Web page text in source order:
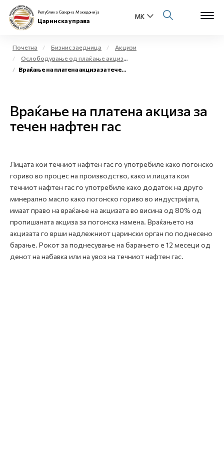
За нас
Open
Бизнис заедница
Open
Медиа центар
Контакт
Е-Весник
Република Северна Македонија
Царинска управа
Почетна Бизнис заедница
Акцизи
Ослободување од плаќање акциза и повластено користење на акцизни добра
Враќање на платена акциза за течен нафтен гас
Враќање на платена акциза за
течен нафтен гас
Лицата кои течниот нафтен гас го употребиле како погонско
гориво во процес на производство, како и лицата кои
течниот нафтен гас го употребиле како додаток на друго
минерално масло како погонско гориво во индустријата,
имаат право на враќање на акцизата во висина од 80% од
пропишаната акциза за погонска намена. Враќањето на
акцизата го врши надлежниот царински орган по поднесено
барање. Рокот за поднесување на барањето е 12 месеци од
денот на набавка или на увоз на течниот нафтен гас.